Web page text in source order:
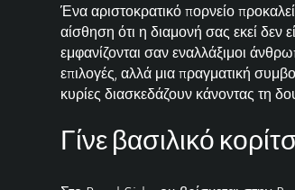
Ένα αριστοκρατικό πορνείο
αίσθηση ότι η διαμονή σας εκεί δεν
εμφανίζονται σαν εναλλάξιμοι
επιλογές, αλλά μια πραγματική
κυρίες διασκεδάζουν κάνοντας τη
Γίνε βασιλικό κορίτσι